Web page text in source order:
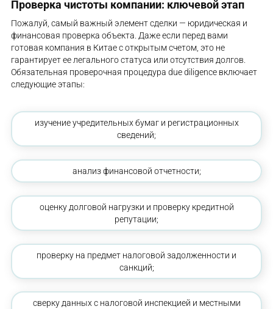
Проверка чистоты компании: ключевой этап
Пожалуй, самый важный элемент сделки — юридическая и
финансовая проверка объекта. Даже если перед вами
готовая компания в Китае с открытым счетом, это не
гарантирует ее легального статуса или отсутствия долгов.
Обязательная проверочная процедура due diligence включает
следующие этапы:
изучение учредительных бумаг и регистрационных
сведений;
анализ финансовой отчетности;
оценку долговой нагрузки и проверку кредитной
репутации;
проверку на предмет налоговой задолженности и
санкций;
сверку данных с налоговой инспекцией и местными